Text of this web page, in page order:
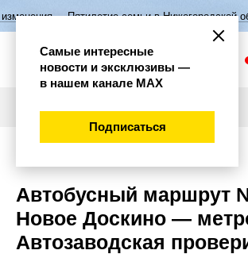
семьи в Нижегородской области Год
Автобусный маршрут
Новое Доскино —
Автозаводская
Самые интересные
новости и эксклюзивы —
в нашем канале МАХ
Подписаться